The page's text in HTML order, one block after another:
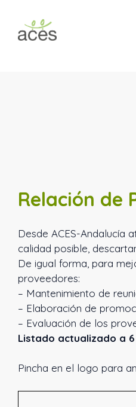
contenido
Relación de
Desde ACES-Andalucía
calidad posible,
De igual forma, para
proveedores:
– Mantenimiento de
– Elaboración de
– Evaluación de los
Listado actualizado a
Pincha en el logo para